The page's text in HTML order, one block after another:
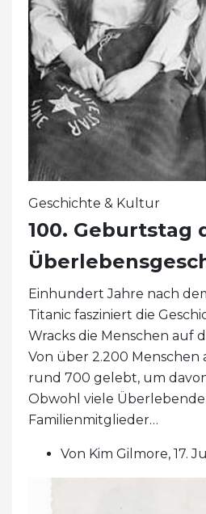
Geschichte & Kultur
100. Geburtstag
Einhundert Jahre nach
Titanic fasziniert die
Wracks die Menschen auf
Von über 2.200 Menschen
rund 700 gelebt, um
Obwohl viele
Familienmitglieder…
Von Kim Gilmore, 17.